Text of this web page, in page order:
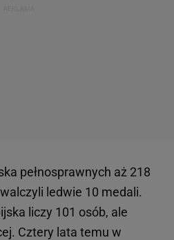
pełnosprawnych aż 218
ledwie 10 medali.
liczy 101 osób, ale
Cztery lata temu w